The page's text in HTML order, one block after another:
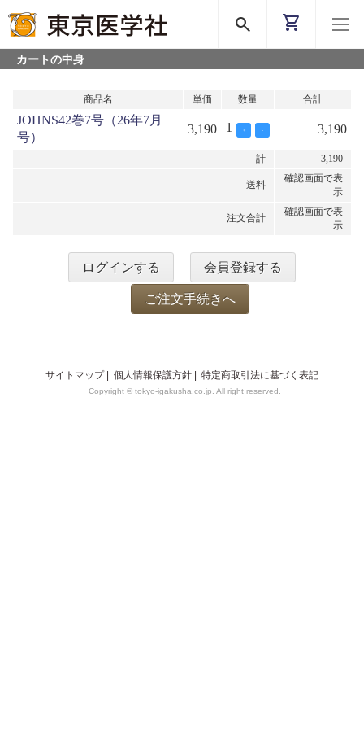
search shopping_cart
カートの中身
商品名 単価 数量 合計
JOHNS42巻7号（26年7月
号）
3,190 1 + - 3,190
計 3,190
送料
確認画面で表
示
注文合計
確認画面で表
示
ログインする 会員登録する
ご注文手続きへ
サイトマップ| 個人情報保護方針 特定商取引法に基づく表記
Copyright © tokyo-igakusha.co.jp. All right reserved.